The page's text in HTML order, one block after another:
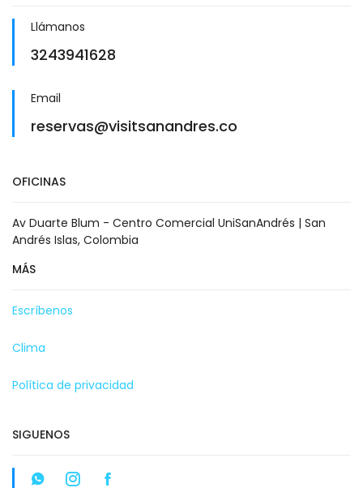
Llámanos
3243941628
Email
reservas@visitsanandres.co
OFICINAS
Av Duarte Blum - Centro Comercial UniSanAndrés | San
Andrés Islas, Colombia
MÁS
Escríbenos
Clima
Política de privacidad
SIGUENOS